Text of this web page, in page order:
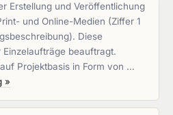
Erstellung und Veröffentlichung
und Online-Medien (Ziffer 1
Diese
beauftragt.
Projektbasis in Form von …
»